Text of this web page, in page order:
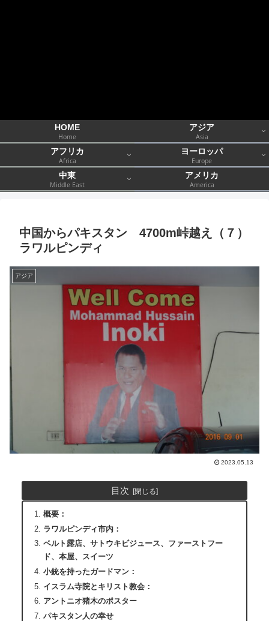
HOME
Home
アジア
Asia
アフリカ
Africa
ヨーロッパ
Europe
中東
Middle East
アメリカ
America
中国からパキスタン 4700m峠越え（７）
ラワルピンディ
アジア
2023.05.13
目次
概要：
ラワルピンディ市内：
ベルト露店、サトウキビジュース、ファーストフー
ド、本屋、スイーツ
小銃を持ったガードマン：
イスラム寺院とキリスト教会：
アントニオ猪木のポスター
パキスタン人の幸せ